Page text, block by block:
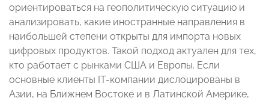
ориентироваться на геополитическую ситуацию и
анализировать, какие иностранные направления в
наибольшей степени открыты для импорта новых
цифровых продуктов. Такой подход актуален для тех,
кто работает с рынками США и Европы. Если
основные клиенты IT-компании дислоцированы в
Азии, на Ближнем Востоке и в Латинской Америке,